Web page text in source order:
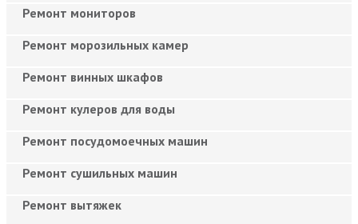
Ремонт мониторов
Ремонт морозильных камер
Ремонт винных шкафов
Ремонт кулеров для воды
Ремонт посудомоечных машин
Ремонт сушильных машин
Ремонт вытяжек